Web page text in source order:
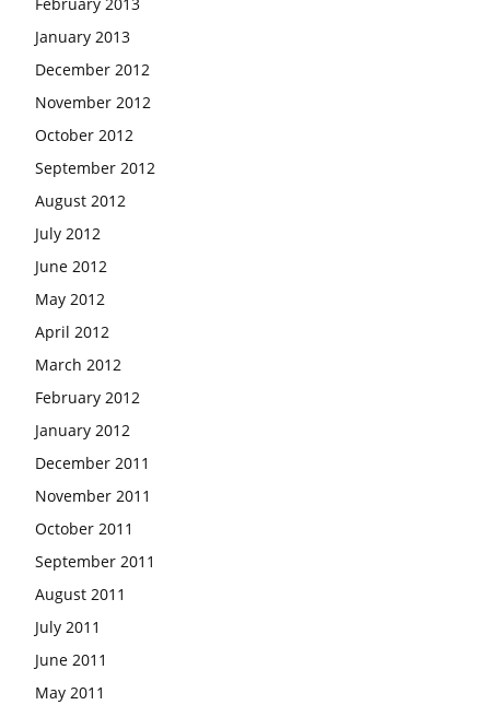
January 2013
December 2012
November 2012
October 2012
September 2012
August 2012
July 2012
June 2012
May 2012
April 2012
March 2012
February 2012
January 2012
December 2011
November 2011
October 2011
September 2011
August 2011
July 2011
June 2011
May 2011